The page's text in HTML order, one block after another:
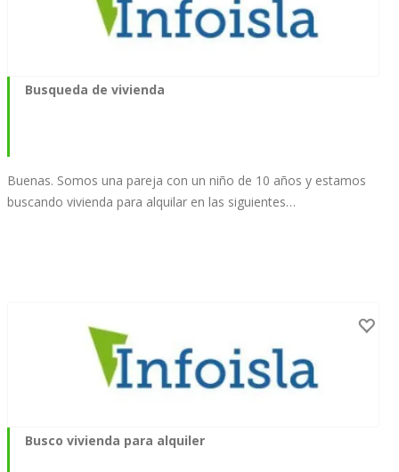
Busqueda de vivienda
Buenas. Somos una pareja con un niño de 10 años y estamos
buscando vivienda para alquilar en las siguientes…
Busco vivienda para alquiler